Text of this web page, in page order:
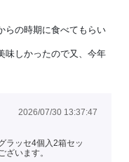
らの時期に食べてもらい
味しかったので又、今年
2026/07/30 13:37:47
ラッセ4個入2箱セッ
ざいます。